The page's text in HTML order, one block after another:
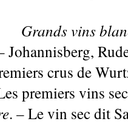
vins blancs
Johannisberg,
crus de
premiers vins
. – Le vin sec dit